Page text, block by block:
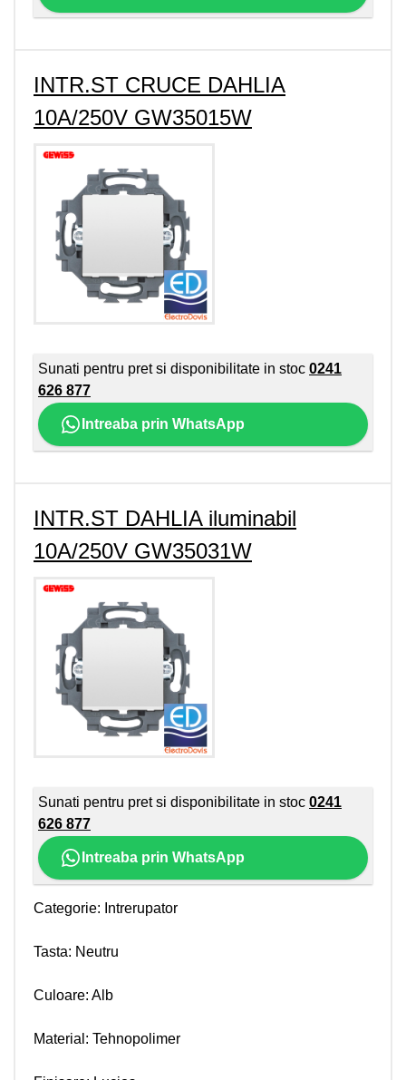
INTR.ST CRUCE DAHLIA
10A/250V GW35015W
Sunati pentru pret si disponibilitate in stoc 0241
626 877
Intreaba prin WhatsApp
INTR.ST DAHLIA iluminabil
10A/250V GW35031W
Sunati pentru pret si disponibilitate in stoc 0241
626 877
Intreaba prin WhatsApp
Categorie: Intrerupator
Tasta: Neutru
Culoare: Alb
Material: Tehnopolimer